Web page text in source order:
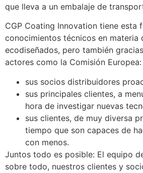
que lleva a un embalaje de
CGP Coating Innovation tiene esta
conocimientos técnicos en materia
ecodiseñados, pero también
actores como la Comisión Europea:
sus socios distribuidores
sus principales clientes, a
hora de investigar nuevas
sus clientes, de muy diversa
tiempo que son capaces de
con menos.
Juntos todo es posible: El equipo
sobre todo, nuestros clientes y